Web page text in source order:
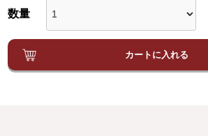
カートに入れる